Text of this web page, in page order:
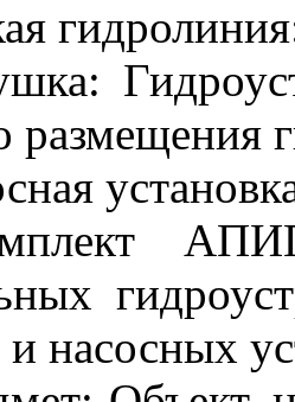
размещения
насосных